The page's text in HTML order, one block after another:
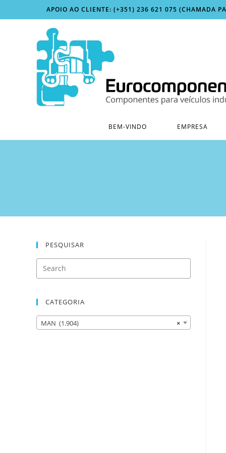
to
APOIO AO CLIENTE: (+351) 236 621 075 (CHAMADA
BEM-VINDO EMPRESA
PESQUISAR
CATEGORIA
×
MAN (1.904)